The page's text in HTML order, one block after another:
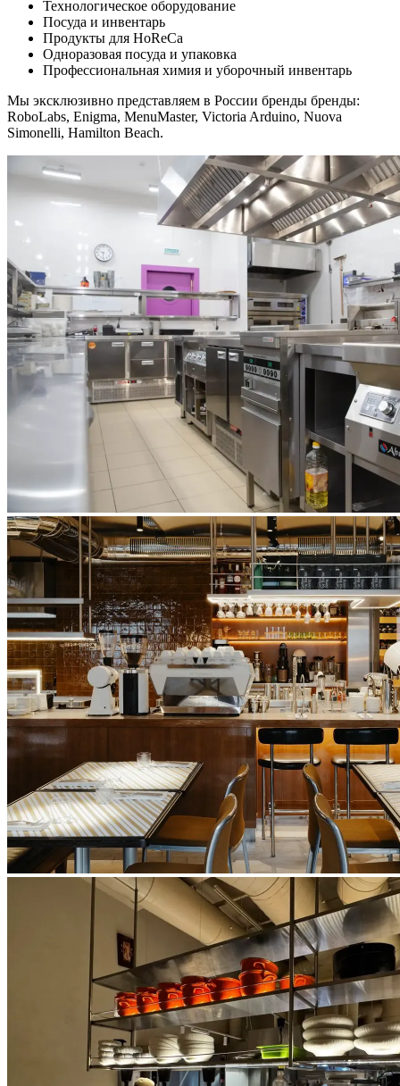
Технологическое оборудование
Посуда и инвентарь
Продукты для HoReCa
Одноразовая посуда и упаковка
Профессиональная химия и уборочный инвентарь
Мы эксклюзивно представляем в России бренды бренды:
RoboLabs, Enigma, MenuMaster, Victoria Arduino, Nuova
Simonelli, Hamilton Beach.